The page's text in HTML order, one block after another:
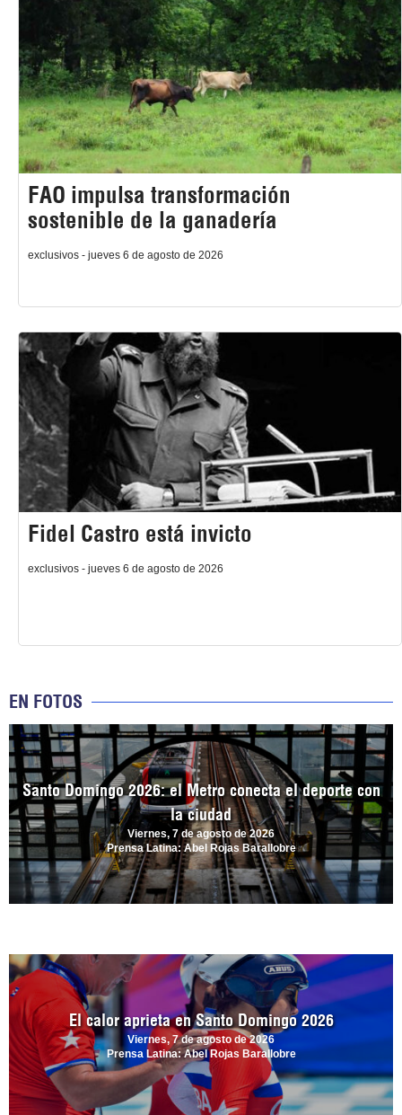
FAO impulsa transformación
sostenible de la ganadería
exclusivos - jueves 6 de agosto de 2026
Fidel Castro está invicto
exclusivos - jueves 6 de agosto de 2026
EN FOTOS
Santo Domingo 2026: el Metro conecta el deporte con
la ciudad
Viernes, 7 de agosto de 2026
Prensa Latina: Abel Rojas Barallobre
El calor aprieta en Santo Domingo 2026
Viernes, 7 de agosto de 2026
Prensa Latina: Abel Rojas Barallobre